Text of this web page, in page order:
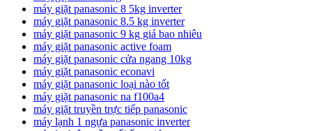
máy giặt panasonic 8 5kg inverter
máy giặt panasonic 8.5 kg inverter
máy giặt panasonic 9 kg giá bao nhiêu
máy giặt panasonic active foam
máy giặt panasonic cửa ngang 10kg
máy giặt panasonic econavi
máy giặt panasonic loại nào tốt
máy giặt panasonic na f100a4
máy giặt truyền trực tiếp panasonic
máy lạnh 1 ngựa panasonic inverter